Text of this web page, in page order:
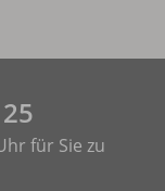
für Sie zu